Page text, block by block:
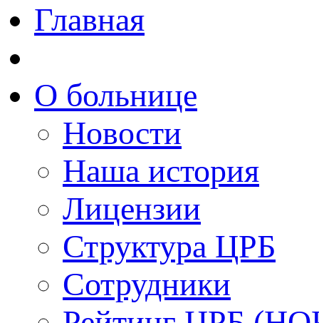
Главная
О больнице
Новости
Наша история
Лицензии
Структура ЦРБ
Сотрудники